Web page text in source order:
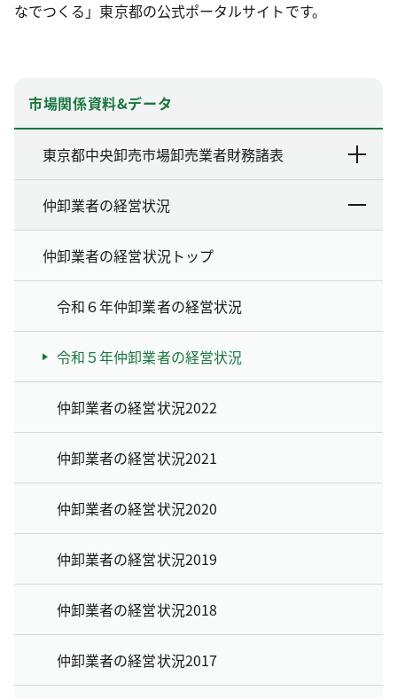
なでつくる」東京都の公式ポータルサイトです。
市場関係資料&データ
東京都中央卸売市場卸売業者財務諸表
仲卸業者の経営状況
仲卸業者の経営状況トップ
令和６年仲卸業者の経営状況
令和５年仲卸業者の経営状況
仲卸業者の経営状況2022
仲卸業者の経営状況2021
仲卸業者の経営状況2020
仲卸業者の経営状況2019
仲卸業者の経営状況2018
仲卸業者の経営状況2017